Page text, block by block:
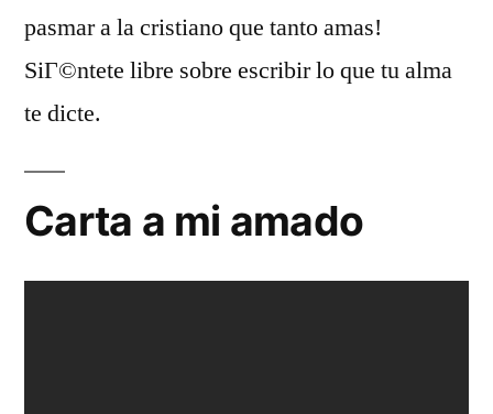
pasmar a la cristiano que tanto amas!
SiГ©ntete libre sobre escribir lo que tu alma
te dicte.
Carta a mi amado